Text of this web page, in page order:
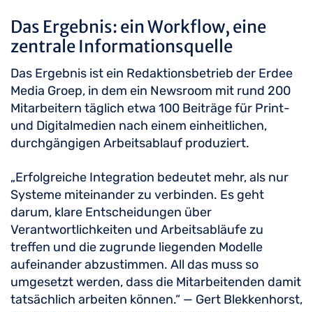
Das Ergebnis: ein Workflow, eine
zentrale Informationsquelle
Das Ergebnis ist ein Redaktionsbetrieb der Erdee
Media Groep, in dem ein Newsroom mit rund 200
Mitarbeitern täglich etwa 100 Beiträge für Print-
und Digitalmedien nach einem einheitlichen,
durchgängigen Arbeitsablauf produziert.
„Erfolgreiche Integration bedeutet mehr, als nur
Systeme miteinander zu verbinden. Es geht
darum, klare Entscheidungen über
Verantwortlichkeiten und Arbeitsabläufe zu
treffen und die zugrunde liegenden Modelle
aufeinander abzustimmen. All das muss so
umgesetzt werden, dass die Mitarbeitenden damit
tatsächlich arbeiten können.“ — Gert Blekkenhorst,